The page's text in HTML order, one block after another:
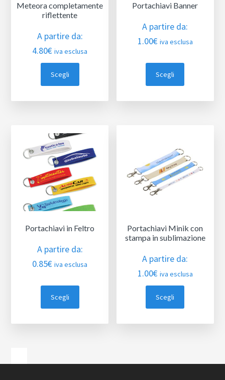
Meteora completamente
riflettente
A partire da:
4.80€ iva esclusa
Scegli
Portachiavi Banner
A partire da:
1.00€ iva esclusa
Scegli
Portachiavi in Feltro
A partire da:
0.85€ iva esclusa
Scegli
Portachiavi Minik con
stampa in sublimazione
A partire da:
1.00€ iva esclusa
Scegli
Barra